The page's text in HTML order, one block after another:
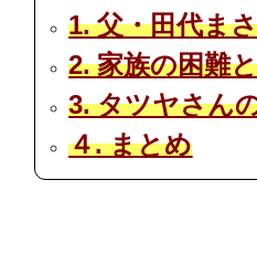
1. 父・田代ま
2. 家族の困難
3. タツヤさん
４. まとめ